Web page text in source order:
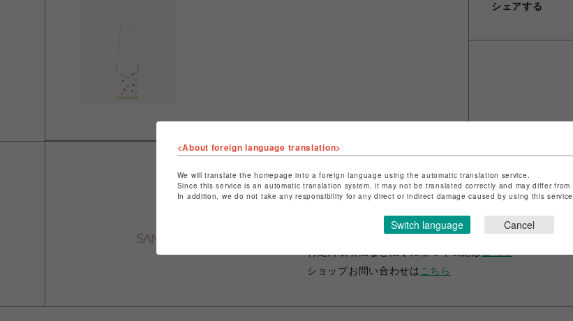
シェアする
池袋PARCO
ショップお問い合わせは こちら
<About foreign language translation>
We will translate the homepage into a foreign language using the automatic translation service.
Since this service is an automatic translation system, it may not be translated correctly and may differ
In addition, we do not take any responsibility for any direct or indirect damage caused by using this
Switch language Cancel